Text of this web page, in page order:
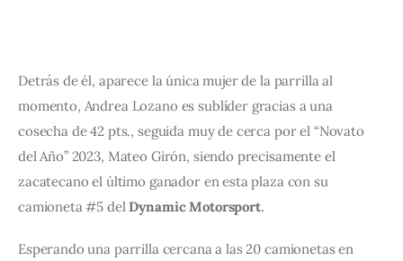
Detrás de él, aparece la única mujer de la parrilla al
momento, Andrea Lozano es sublíder gracias a una
cosecha de 42 pts., seguida muy de cerca por el “Novato
del Año” 2023, Mateo Girón, siendo precisamente el
zacatecano el último ganador en esta plaza con su
camioneta #5 del Dynamic Motorsport.
Esperando una parrilla cercana a las 20 camionetas en